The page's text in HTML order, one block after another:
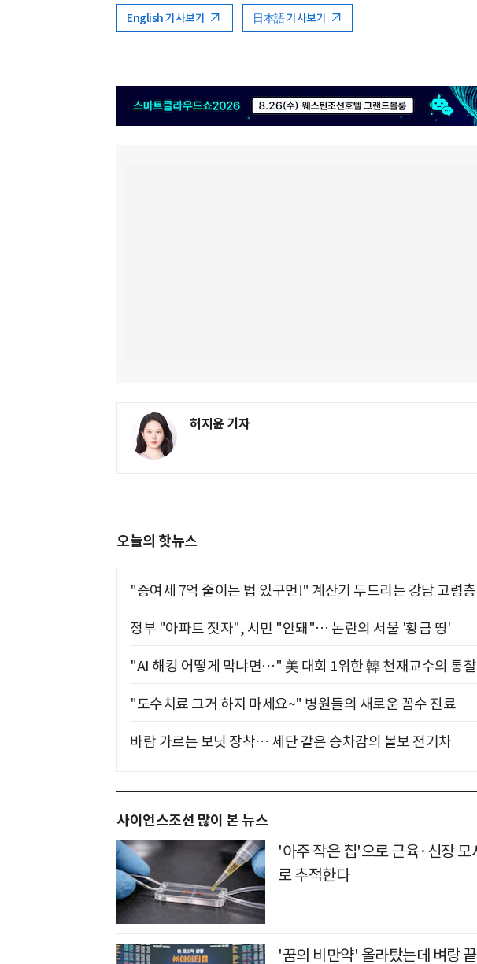
English 기사보기 日本語 기사보기
허지윤 기자
오늘의 핫뉴스
"증여세 7억 줄이는 법 있구먼!" 계산기 두드리는 강남 고령층
정부 "아파트 짓자", 시민 "안돼"… 논란의 서울 '황금 땅'
"AI 해킹 어떻게 막냐면…" 美 대회 1위한 韓 천재교수의 통찰
"도수치료 그거 하지 마세요~" 병원들의 새로운 꼼수 진료
바람 가르는 보닛 장착… 세단 같은 승차감의 볼보 전기차
사이언스조선 많이 본 뉴스
'아주 작은 칩'으로 근육·신장 모
로 추적한다
'꿈의 비만약' 올라탔는데 벼랑